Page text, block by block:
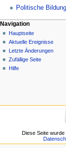
Politische
Navigation
Hauptseite
Aktuelle Ereignisse
Letzte Änderungen
Zufällige Seite
Hilfe
Diese Seite